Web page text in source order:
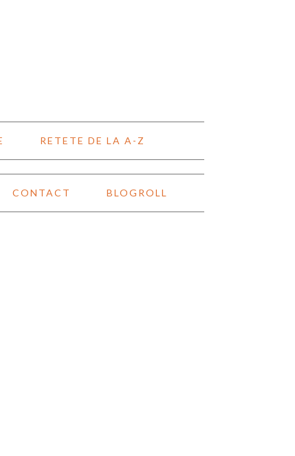
RETETE DE LA A-Z
CONTACT BLOGROLL